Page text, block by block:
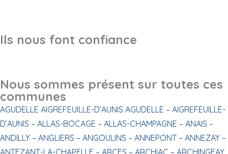
Ils nous font confiance
Nous sommes présent sur toutes ces
communes
AGUDELLE AIGREFEUILLE-D’AUNIS AGUDELLE – AIGREFEUILLE-
D’AUNIS – ALLAS-BOCAGE – ALLAS-CHAMPAGNE – ANAIS –
ANDILLY – ANGLIERS – ANGOULINS – ANNEPONT – ANNEZAY –
ANTEZANT-LA-CHAPELLE – ARCES – ARCHIAC – ARCHINGEAY